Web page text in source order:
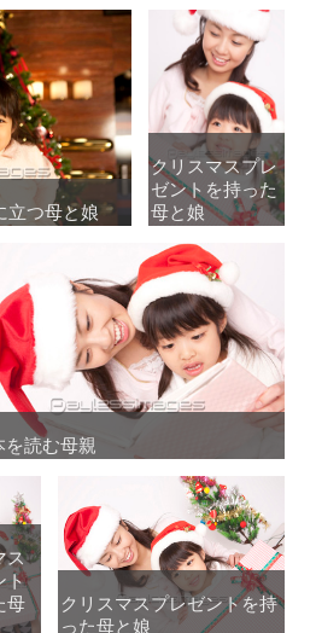
立つ母と娘
立つ母と娘
クリスマスプレ
ゼントを持った
母と娘
クリスマスプレ
ゼントを持った
母と娘
を読む母親
を読む母親
ス
ト
母
ス
ト
母
クリスマスプレゼントを持
った母と娘
クリスマスプレゼントを持
った母と娘